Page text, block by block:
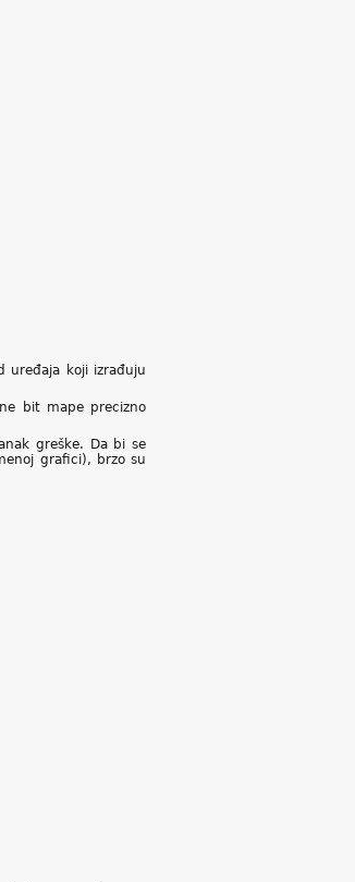
uređaja koji izrađuju
bit mape precizno
greške. Da bi se
grafici), brzo su